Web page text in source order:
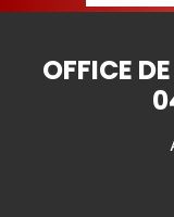
OFFICE